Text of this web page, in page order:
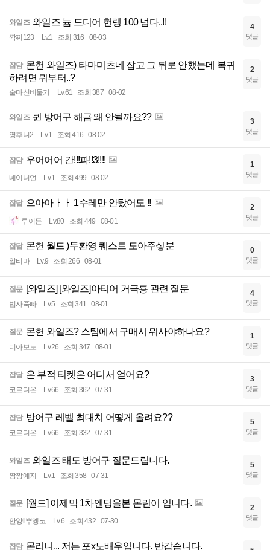
와일즈 와일즈 늅 드디어 헌랭 100 넘다..!!
깍찌123 Lv.1 조회 316 08-03
4
댓글
잡담 몬헌 와일즈) 타마미츠네 잡고 그 뒤로 안했는데 복귀
하려면 뭐부터..?
술마신비둘기 Lv.61 조회 387 08-02
2
댓글
와일즈 퀸 방어구 해금 왜 안될까요??
영후니2 Lv.1 조회 416 08-02
3
댓글
잡담 우어어어 간!!!파!!3!!!!
네이녀언 Lv.1 조회 499 08-02
1
댓글
잡담 으아아ㅏㅏ 1수레만 안탔어도 !!
루이든 Lv.80 조회 449 08-01
2
댓글
잡담 몬헌 월드 )두환영 퀘스트 도아주싷분
알티마 Lv.9 조회 266 08-01
0
댓글
질문 [와일즈] [와일즈]아티어 거극룡 관련 질문
법사죽빠 Lv.5 조회 341 08-01
4
댓글
질문 몬헌 와일즈? 스팀에서 구매시 뭐사야하나요?
디아보노 Lv.26 조회 347 08-01
1
댓글
잡담 은 부적 티켓은 어디서 얻어요?
코르디온 Lv.66 조회 362 07-31
3
댓글
잡담 방어구 레벨 최대치 어떻게 올려요??
코르디온 Lv.66 조회 332 07-31
5
댓글
와일즈 와일즈 태도 방어구 질문드립니다.
짱짱예지 Lv.1 조회 358 07-31
5
댓글
질문 [월드] 이제막 1차엔딩을본 몬린이 입니다.
안양ll뿌엥코 Lv.6 조회 432 07-30
2
댓글
잡담 몬리니... 저는 포x노배우입니다. 반갑습니다.